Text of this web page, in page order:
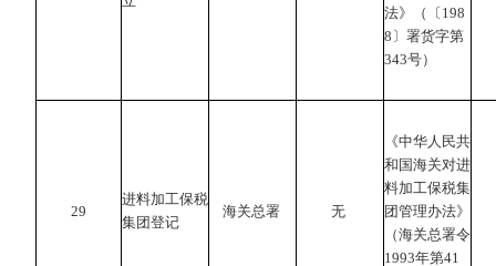
法》（〔198
8〕署货字第
343号）
29
进料加工保税
集团登记
海关总署 无
《中华人民共
和国海关对进
料加工保税集
团管理办法》
（海关总署令
1993年第41